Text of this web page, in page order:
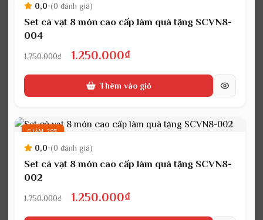
0,0•(0 đánh giá)
Set cà vạt 8 món cao cấp làm quà tặng SCVN8-
004
1.750.000₫
Giá
gốc
1.250.000₫Giá
hiện
tại
1.250.000₫.
Thêm vào giỏ
GIẢM 29%
0,0•(0 đánh giá)
Set cà vạt 8 món cao cấp làm quà tặng SCVN8-
002
1.750.000₫
Giá
gốc
1.250.000₫Giá
hiện